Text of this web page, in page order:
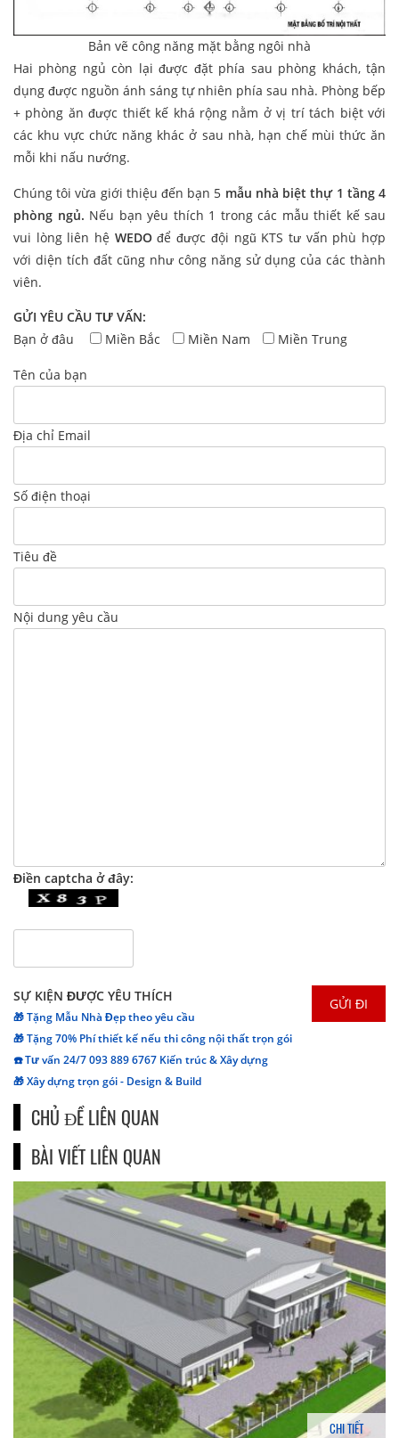
Bản vẽ công năng mặt bằng ngôi nhà
Hai phòng ngủ còn lại được đặt phía sau phòng khách, tận
dụng được nguồn ánh sáng tự nhiên phía sau nhà. Phòng bếp
+ phòng ăn được thiết kế khá rộng nằm ở vị trí tách biệt với
các khu vực chức năng khác ở sau nhà, hạn chế mùi thức ăn
mỗi khi nấu nướng.
Chúng tôi vừa giới thiệu đến bạn 5 mẫu nhà biệt thự 1 tầng 4
phòng ngủ. Nếu bạn yêu thích 1 trong các mẫu thiết kế sau
vui lòng liên hệ WEDOđể được đội ngũ KTS tư vấn phù hợp
với diện tích đất cũng như công năng sử dụng của các thành
viên.
GỬI YÊU CẦU TƯ VẤN:
Bạn ở đâu
Miền Bắc Miền Nam Miền Trung
Tên của bạn
Địa chỉ Email
Số điện thoại
Tiêu đề
Nội dung yêu cầu
Điền captcha ở đây:
SỰ KIỆN ĐƯỢC YÊU THÍCH
🎁 Tặng Mẫu Nhà Đẹp theo yêu cầu
🎁 Tặng 70% Phí thiết kế nếu thi công nội thất trọn gói
☎️ Tư vấn 24/7 093 889 6767 Kiến trúc & Xây dựng
🎁 Xây dựng trọn gói - Design & Build
CHỦ ĐỀ LIÊN QUAN
BÀI VIẾT LIÊN QUAN
CHI TIẾT